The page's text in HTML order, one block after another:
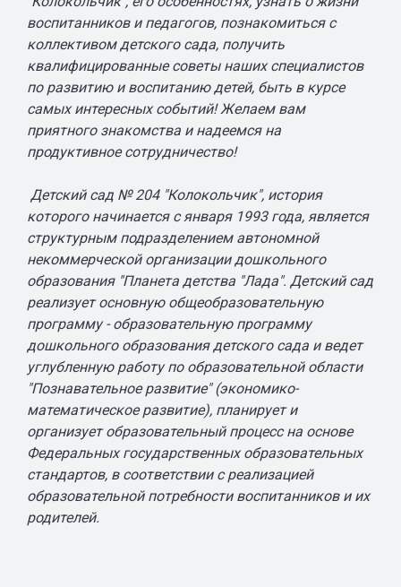
воспитанников и педагогов, познакомиться с
коллективом детского сада, получить
квалифицированные советы наших специалистов
по развитию и воспитанию детей, быть в курсе
самых интересных событий! Желаем вам
приятного знакомства и надеемся на
продуктивное сотрудничество!
Детский сад № 204 "Колокольчик", история
которого начинается с января 1993 года, является
структурным подразделением автономной
некоммерческой организации дошкольного
образования "Планета детства "Лада". Детский сад
реализует основную общеобразовательную
программу - образовательную программу
дошкольного образования детского сада и ведет
углубленную работу по образовательной области
"Познавательное развитие" (экономико-
математическое развитие), планирует и
организует образовательный процесс на основе
Федеральных государственных образовательных
стандартов, в соответствии с реализацией
образовательной потребности воспитанников и их
родителей.